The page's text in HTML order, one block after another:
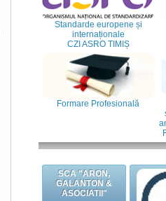
Standarde europene și
internaționale
CZI ASRO TIMIȘ
Formare Profesională
SCA "ARON,
GALANTON &
ASOCIATII"